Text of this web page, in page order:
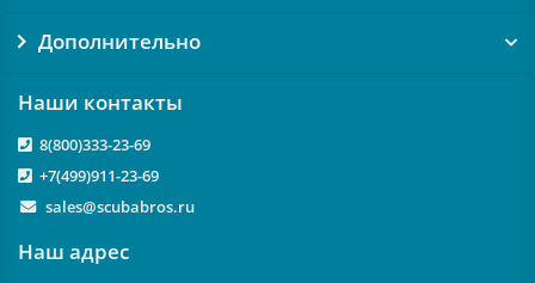
Дополнительно
Наши контакты
8(800)333-23-69
+7(499)911-23-69
sales@scubabros.ru
Наш адрес